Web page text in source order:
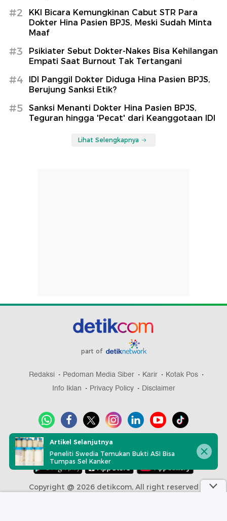
#2
KKI Bicara Kemungkinan Cabut STR Para
Dokter Hina Pasien BPJS, Meski Sudah Minta
Maaf
#3
Psikiater Sebut Dokter-Nakes Bisa Kehilangan
Empati Saat Burnout Tak Tertangani
#4
IDI Panggil Dokter Diduga Hina Pasien BPJS,
Berujung Sanksi Etik?
#5
Sanksi Menanti Dokter Hina Pasien BPJS,
Teguran hingga 'Pecat' dari Keanggotaan IDI
Lihat Selengkapnya
part of
Redaksi Pedoman Media Siber Karir
Kotak Pos
Info Iklan
Privacy Policy Disclaimer
Download aplikasi detikcom
Copyright @ 2026 detikcom, All right reserved
Artikel Selanjutnya
Peneliti Swedia Temukan Bukti ASI Bisa
Tumpas Sel Kanker